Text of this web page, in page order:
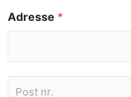
Adresse *